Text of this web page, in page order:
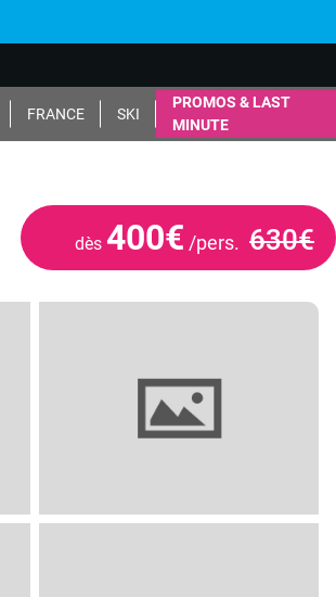
FRANCE SKI
PROMOS & LAST
MINUTE
dès 400€ /pers. 630€